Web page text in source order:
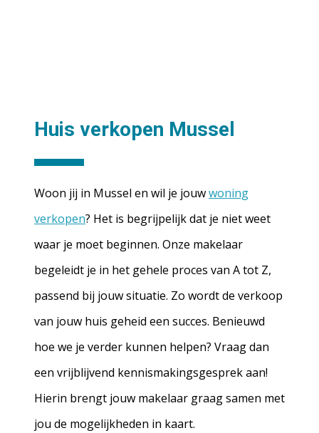
Huis verkopen Mussel
Woon jij in Mussel en wil je jouwwoning
verkopen? Het is begrijpelijk dat je niet weet
waar je moet beginnen. Onze makelaar
begeleidt je in het gehele proces van A tot Z,
passend bij jouw situatie. Zo wordt de verkoop
van jouw huis geheid een succes. Benieuwd
hoe we je verder kunnen helpen? Vraag dan
een vrijblijvend kennismakingsgesprek aan!
Hierin brengt jouw makelaar graag samen met
jou de mogelijkheden in kaart.